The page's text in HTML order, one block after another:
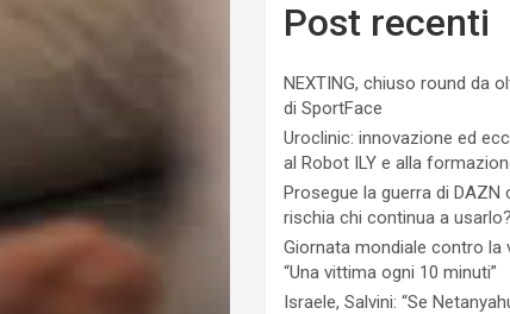
Post recenti
NEXTING, chiuso round da
di SportFace
Uroclinic: innovazione ed
al Robot ILY e alla
Prosegue la guerra di DAZN
rischia chi continua a usarlo?
Giornata mondiale contro la
“Una vittima ogni 10 minuti”
Israele, Salvini: “Se